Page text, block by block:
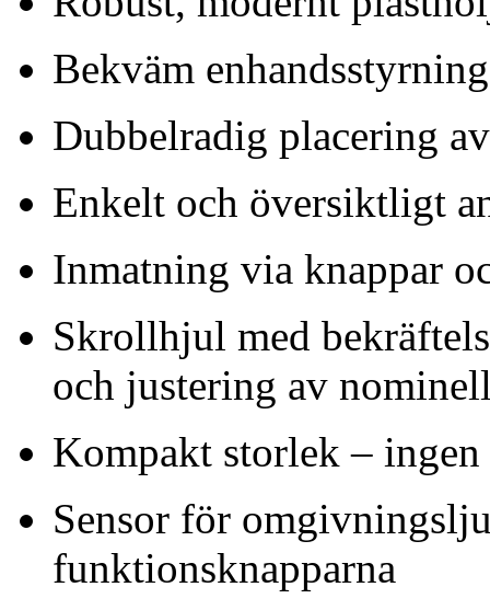
Bekväm
Dubbelradig placering
Enkelt och översiktligt
Inmatning via knappar
Skrollhjul med
och justering av
Kompakt storlek –
Sensor för
funktionsknapparna